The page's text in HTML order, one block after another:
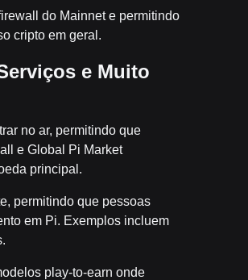
do Mainnet e permitindo
cripto em geral.
e Muito
no ar, permitindo que
e Global Pi Market
principal.
permitindo que pessoas
em Pi. Exemplos incluem
play-to-earn onde